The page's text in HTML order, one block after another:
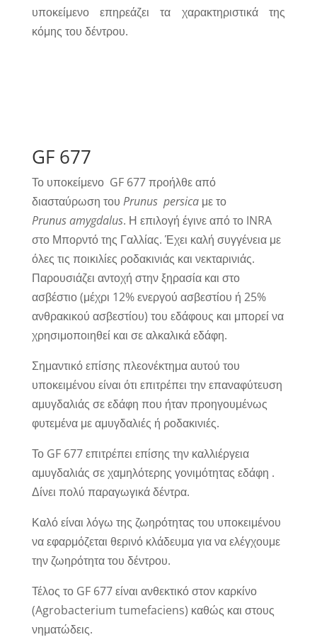
υποκείμενο επηρεάζει τα χαρακτηριστικά της
κόμης του δέντρου.
GF 677
Το υποκείμενο GF 677 προήλθε από
διασταύρωση του Prunus persicaμε το
Prunusamygdalus. Η επιλογή έγινε από το INRA
στο Μπορντό της Γαλλίας. Έχει καλή συγγένεια με
όλες τις ποικιλίες ροδακινιάς και νεκταρινιάς.
Παρουσιάζει αντοχή στην ξηρασία και στο
ασβέστιο (μέχρι 12% ενεργού ασβεστίου ή 25%
ανθρακικού ασβεστίου) του εδάφους και μπορεί να
χρησιμοποιηθεί και σε αλκαλικά εδάφη.
Σημαντικό επίσης πλεονέκτημα αυτού του
υποκειμένου είναι ότι επιτρέπει την επαναφύτευση
αμυγδαλιάς σε εδάφη που ήταν προηγουμένως
φυτεμένα με αμυγδαλιές ή ροδακινιές.
Το GF 677 επιτρέπει επίσης την καλλιέργεια
αμυγδαλιάς σε χαμηλότερης γονιμότητας εδάφη .
Δίνει πολύ παραγωγικά δέντρα.
Καλό είναι λόγω της ζωηρότητας του υποκειμένου
να εφαρμόζεται θερινό κλάδευμα για να ελέγχουμε
την ζωηρότητα του δέντρου.
Τέλος το GF 677 είναι ανθεκτικό στον καρκίνο
(Agrobacterium tumefaciens) καθώς και στους
νηματώδεις.